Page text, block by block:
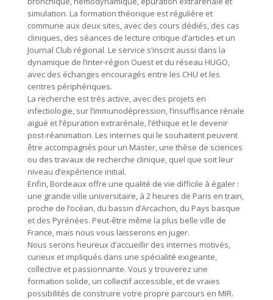
simulation. La formation théorique est régulière et
commune aux deux sites, avec des cours dédiés, des cas
cliniques, des séances de lecture critique d’articles et un
Journal Club régional. Le service s’inscrit aussi dans la
dynamique de l’inter-région Ouest et du réseau HUGO,
avec des échanges encouragés entre les CHU et les
centres périphériques.
La recherche est très active, avec des projets en
infectiologie, sur l’immunodépression, l’insuffisance rénale
aiguë et l’épuration extrarénale, l’éthique et le devenir
post-réanimation. Les internes qui le souhaitent peuvent
être accompagnés pour un Master, une thèse de sciences
ou des travaux de recherche clinique, quel que soit leur
niveau d’expérience initial.
Enfin, Bordeaux offre une qualité de vie difficile à égaler :
une grande ville universitaire, à 2 heures de Paris en train,
proche de l’océan, du bassin d’Arcachon, du Pays basque
et des Pyrénées. Peut-être même la plus belle ville de
France, mais nous vous laisserons en juger.
Nous serons heureux d’accueillir des internes motivés,
curieux et impliqués dans une spécialité exigeante,
collective et passionnante. Vous y trouverez une
formation solide, un collectif accessible, et de vraies
possibilités de construire votre propre parcours en MIR.